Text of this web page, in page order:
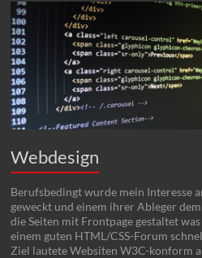
Webdesign
Berufsbedingt wurde mein Interesse
geweckt und einem ihrer Ableger
die Seiten mit Frontpage gestaltet
einem guten HTML/CSS-Forum
Ziel lautete Websiten W3C-konform